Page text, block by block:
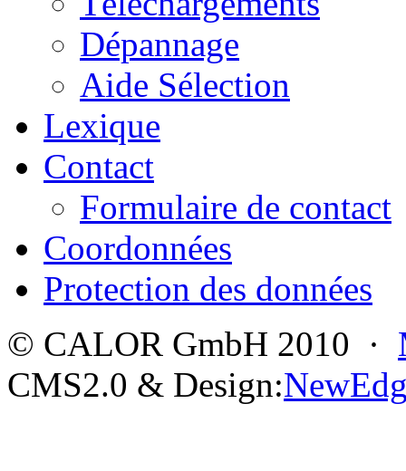
Dépannage
Aide Sélection
Lexique
Contact
Formulaire de contact
Coordonnées
Protection des données
© CALOR GmbH 2010 ·
CMS2.0 & Design: